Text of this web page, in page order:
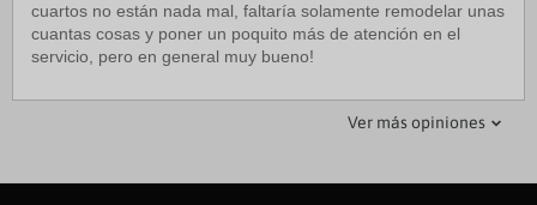
cuartos no están nada mal, faltaría solamente remodelar unas
cuantas cosas y poner un poquito más de atención en el
servicio, pero en general muy bueno!
Ver más opiniones